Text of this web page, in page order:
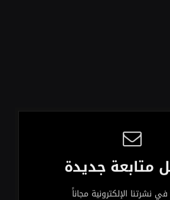
متابعة جديدة
نشرتنا الإلكترونية مجاناً